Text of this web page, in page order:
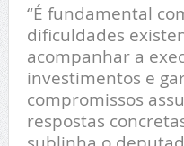
“É fundamental
dificuldades
acompanhar a
investimentos e
compromissos
respostas